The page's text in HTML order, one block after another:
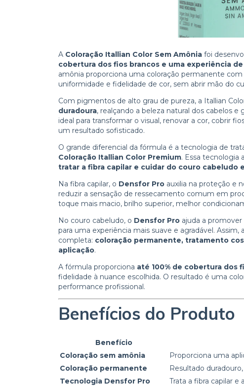
A Coloração Itallian Color Sem Amônia foi
cobertura dos fios brancos e uma experiência
amônia proporciona uma coloração permanente
uniformidade e fidelidade de cor, sem abrir mão do
Com pigmentos de alto grau de pureza, a Itallian
duradoura, realçando a beleza natural dos cabelos
ideal para transformar o visual, renovar a cor, cobrir
um resultado sofisticado.
O grande diferencial da fórmula é a tecnologia de
Coloração Itallian Color Premium. Essa tecnologia
tratar a fibra capilar e cuidar do couro cabeludo
Na fibra capilar, o Densfor Pro auxilia na proteção e
reduzir a sensação de ressecamento comum em
toque mais macio, brilho superior, melhor
No couro cabeludo, o Densfor Pro ajuda a
para uma experiência mais suave e agradável.
completa: coloração permanente, tratamento
aplicação.
A fórmula proporciona até 100% de cobertura dos
fidelidade à nuance escolhida. O resultado é uma
performance profissional.
Benefícios do Produto
Benefício
Coloração sem amônia
Proporciona uma
Coloração permanente
Resultado
Tecnologia Densfor Pro
Trata a fibra capilar